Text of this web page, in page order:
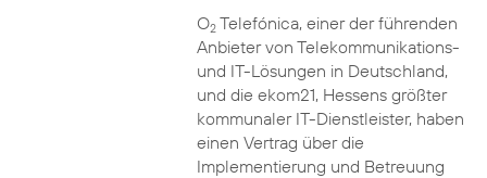
O2Telefónica, einer der führenden
Anbieter von Telekommunikations-
und IT-Lösungen in Deutschland,
und die ekom21, Hessens größter
kommunaler IT-Dienstleister, haben
einen Vertrag über die
Implementierung und Betreuung